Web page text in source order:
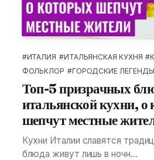
#ИТАЛИЯ #ИТАЛЬЯНСКАЯ КУХНЯ
ФОЛЬКЛОР #ГОРОДСКИЕ ЛЕГЕНДЫ
Топ-5 призрачных
итальянской кухни, о
шепчут местные
Кухни Италии славятся
блюда живут лишь в ночн...